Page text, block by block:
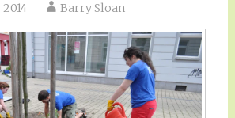
Barry Sloan